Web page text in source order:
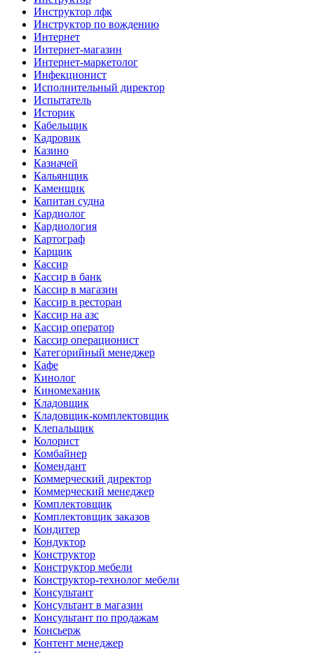
Инструктор лфк
Инструктор по вождению
Интернет
Интернет-магазин
Интернет-маркетолог
Инфекционист
Исполнительный директор
Испытатель
Историк
Кабельщик
Кадровик
Казино
Казначей
Кальянщик
Каменщик
Капитан судна
Кардиолог
Кардиология
Картограф
Карщик
Кассир
Кассир в банк
Кассир в магазин
Кассир в ресторан
Кассир на азс
Кассир оператор
Кассир операционист
Категорийный менеджер
Кафе
Кинолог
Киномеханик
Кладовщик
Кладовщик-комплектовщик
Клепальщик
Колорист
Комбайнер
Комендант
Коммерческий директор
Коммерческий менеджер
Комплектовщик
Комплектовщик заказов
Кондитер
Кондуктор
Конструктор
Конструктор мебели
Конструктор-технолог мебели
Консультант
Консультант в магазин
Консультант по продажам
Консьерж
Контент менеджер